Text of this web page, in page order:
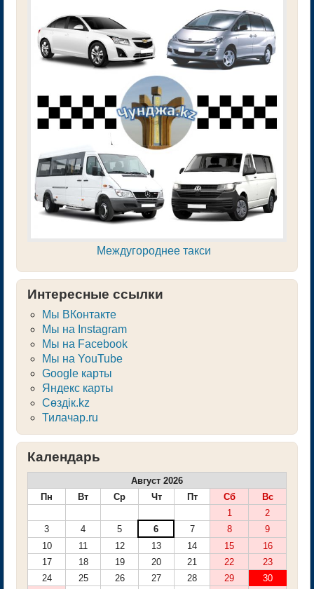
Междугороднее такси
Интересные ссылки
Мы ВКонтакте
Мы на Instagram
Мы на Facebook
Мы на YouTube
Google карты
Яндекс карты
Сөздік.kz
Тилачар.ru
Календарь
Август 2026
Пн
Вт Ср Чт Пт Сб
Вс
1
2
3
4 5 6 7 8
9
10
11 12 13 14 15
16
17
18 19 20 21 22
23
24
25 26 27 28 29
30